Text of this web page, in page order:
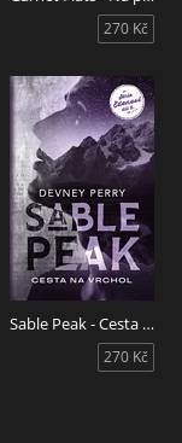
270 Kč
Sable Peak - Cesta na vrchol
270 Kč